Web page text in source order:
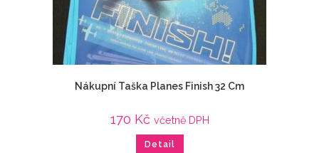
Nákupní Taška Planes Finish 32 Cm
170 Kč včetně DPH
Detail